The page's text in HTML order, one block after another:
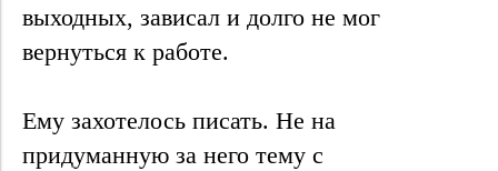
выходных, зависал и долго не мог
вернуться к работе.
Ему захотелось писать. Не на
придуманную за него тему с